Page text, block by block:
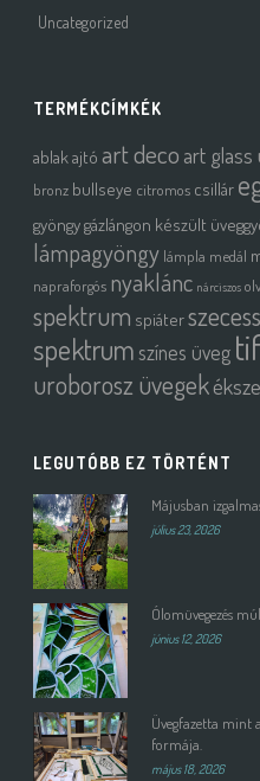
Uncategorized
TERMÉKCÍMKÉK
ablak ajtó art deco art glass
bronz bullseye citromos csillár
gyöngygázlángon készült
lámpagyöngy lámpla medál
napraforgós nyaklánc nárciszos
spektrum spiáter
spektrumszínes üveg
uroborosz üvegek
LEGUTÓBB EZ TÖRTÉNT
Májusban
július 23, 2026
Ólomüvegezés
június 12, 2026
Üvegfazetta mint
formája.
május 18, 2026